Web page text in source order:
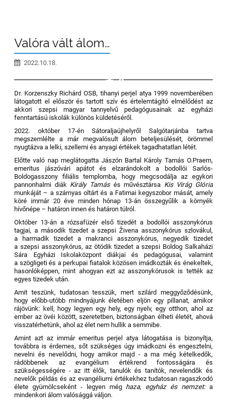
Valóra vált álom…
2022.10.18.
9
Dr. Korzenszky Richárd OSB, tihanyi perjel atya 1999 novemberében
látogatott el először és tartott szív és értelemtágító elmélődést az
akkori szepsi magyar tannyelvű pedagógusainak az egyházi
fenntartású iskolák különös küldetéséről.
2022. október 17-én Sátoraljaújhelyről Salgótarjánba tartva
megszemlélte a már megvalósult álom beteljesülését, örömmel
nyugtázva a lelki, szellemi és anyagi értékek tagadhatatlan létét.
Előtte való nap meglátogatta Jászón Bartal Károly Tamás O.Praem,
emeritus jászóvári apátot és elzarándokolt a bodollói Sarlós-
Boldogasszony filiális templomba, hogy megcsodálja az egykori
pannonhalmi diák Király Tamásés művésztársa Kis Virág Glória
munkáját – a szárnyas oltárt és a Fatimai kegyszobor mását, amely
köré immár 20 éve minden hónap 13-án összegyűlik a környék
hívőnépe – határon innen és határon túlról.
Október 13-án a rózsafüzér első tizedét a bodollói asszonykórus
tagjai, a második tizedet a szepsi Živena asszonykórus szlovákul,
a harmadik tizedet a makranci asszonykórus, negyedik tizedet
a szepsi asszonykórus, az ötödik tizedet a szepsi Boldog Salkaházi
Sára Egyházi Iskolaközpont diákjai és pedagógusai, valamint
a szögligeti és a perkupai fiatalok közösen imádkozták és énekeltek,
hasonlóképpen, mint ahogyan ezt az asszonykórusok is tették az
egyes tizedek után.
Amit teszünk, tudatosan tesszük, mert szilárd meggyőződésünk,
hogy előbb-utóbb mindnyájunk életében eljön egy pillanat, amikor
rájövünk: kell, hogy legyen egy hely, egy nyelv, egy otthon, ahol az
ember az övéi között, szeretetben, biztonságban élheti életét, ahová
visszatérhetünk, ahol az élet nem hullik a semmibe.
Amint azt az immár emeritus perjel atya látogatása is bizonyítja,
továbbra is érdemes, sőt szükséges úgy imádkozni és engesztelni,
nevelni és nevelődni, hogy amikor majd - a ma még kételkedők,
rádöbbenek az evangélium értékrend fontosságára és
szükségességére - az itt élők, tanulók és tanítók, nevelendők és
nevelők példás és az evangéliumi értékekhez tudatosan ragaszkodó
élete gyümölcseként - legyen még haza, egyház és nemzet: a
mindenkori álom valósággá váljon.